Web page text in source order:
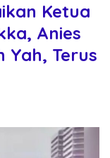
Ketua
Anies
Yah, Terus